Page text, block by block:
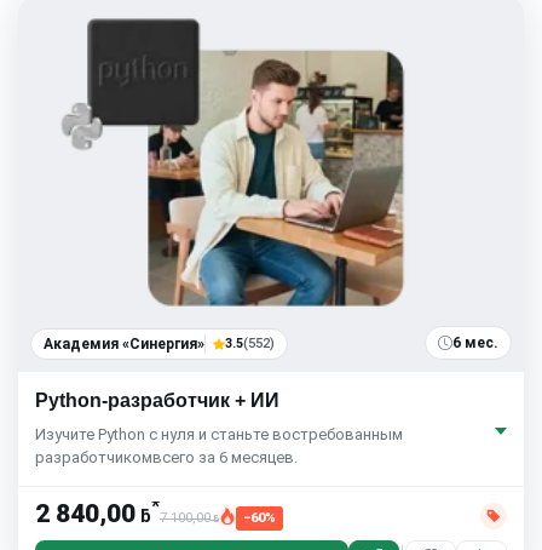
Академия «Синергия» 3.5(552) 6 мес.
Python-разработчик + ИИ
Изучите Python с нуля и станьте востребованным
разработчикомвсего за 6 месяцев.
2 840,00 ƃ*
7 100,00ƃ −60%